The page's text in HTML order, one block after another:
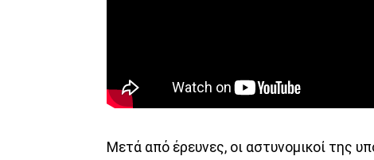
Μετά από έρευνες, οι αστυνομικοί της